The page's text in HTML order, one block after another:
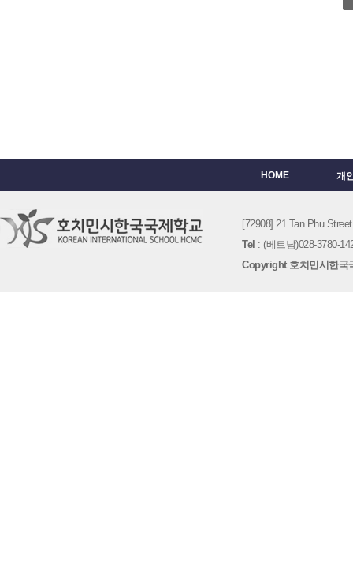
HOME 개
[72908] 21 Tan Phu
Tel : (베트남)028-3780-
Copyright 호치민시한국